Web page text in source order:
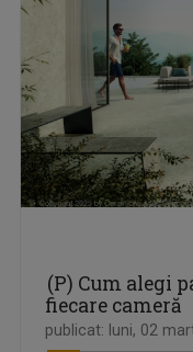
(P) Cum alegi
fiecare cameră
publicat: luni, 02